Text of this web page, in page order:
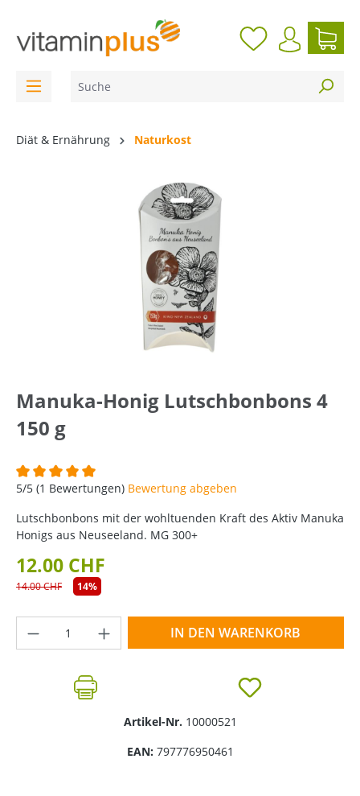
Diät & Ernährung Naturkost
Manuka-Honig Lutschbonbons 4
150 g
Durchschnittliche Bewertung von 5 von 5 Sternen
5/5 (1 Bewertungen) Bewertung abgeben
Lutschbonbons mit der wohltuenden Kraft des Aktiv Manuka
Honigs aus Neuseeland. MG 300+
12.00 CHF
14.00 CHF 14%
Produkt Anzahl: Gib den gewünschten
IN DEN WARENKORB
Artikel-Nr. 10000521
EAN: 797776950461